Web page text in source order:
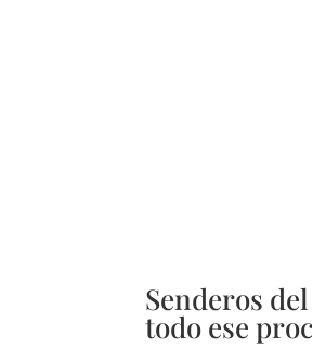
Senderos
todo ese